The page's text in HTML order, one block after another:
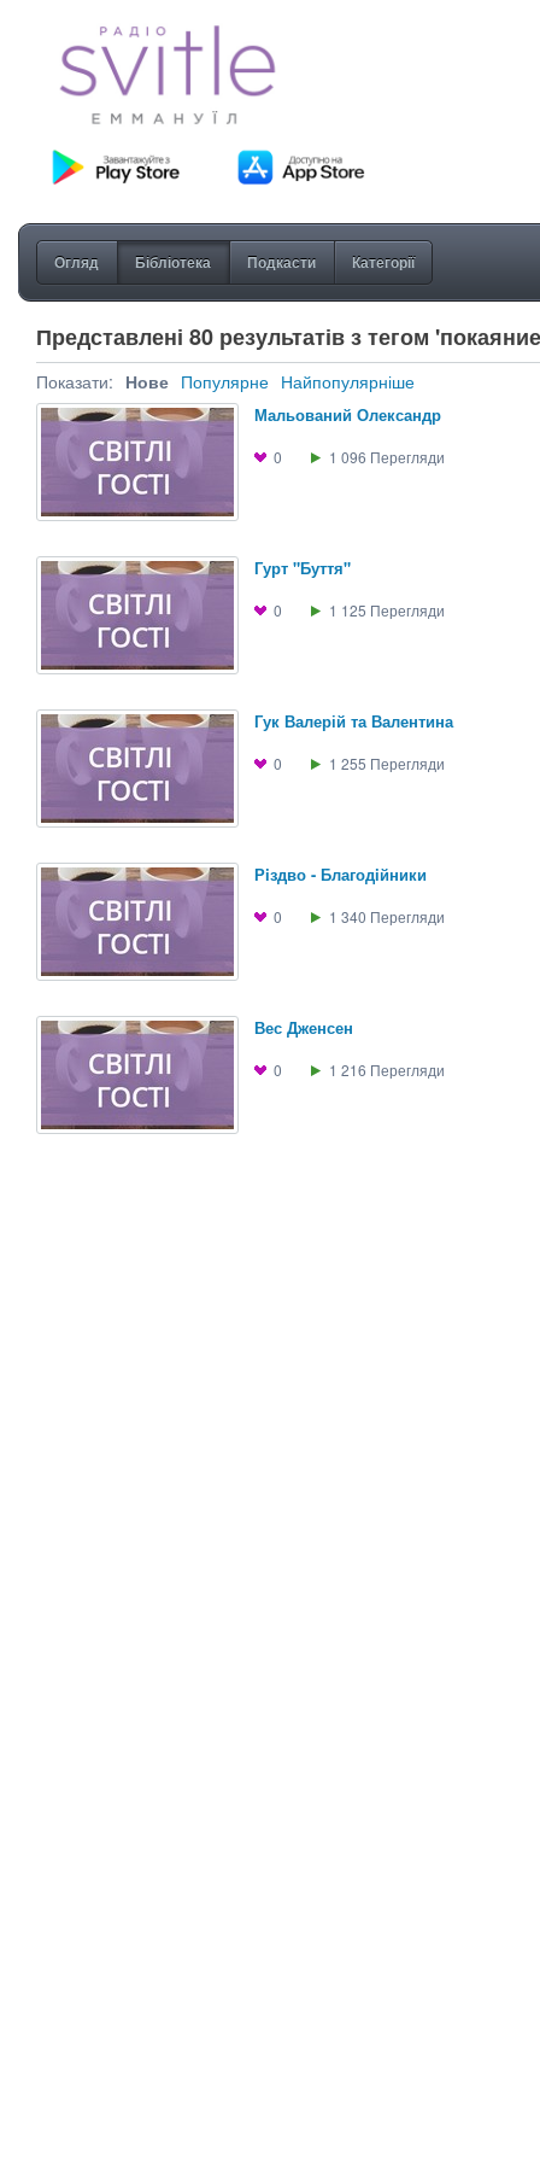
Огляд Бібліотека Подкасти Категорії
Представлені 80 результатів з тегом
Показати: Нове Популярне Найпопулярніше
Мальований Олександр
0 1 096 Перегляди
Гурт "Буття"
0 1 125 Перегляди
Гук Валерій та Валентина
0 1 255 Перегляди
Рiздво - Благодiйники
0 1 340 Перегляди
Вес Дженсен
0 1 216 Перегляди